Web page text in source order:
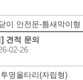
이 안전문-틈새막이형
] 견적 문의
02-26
명울타리(자립형)